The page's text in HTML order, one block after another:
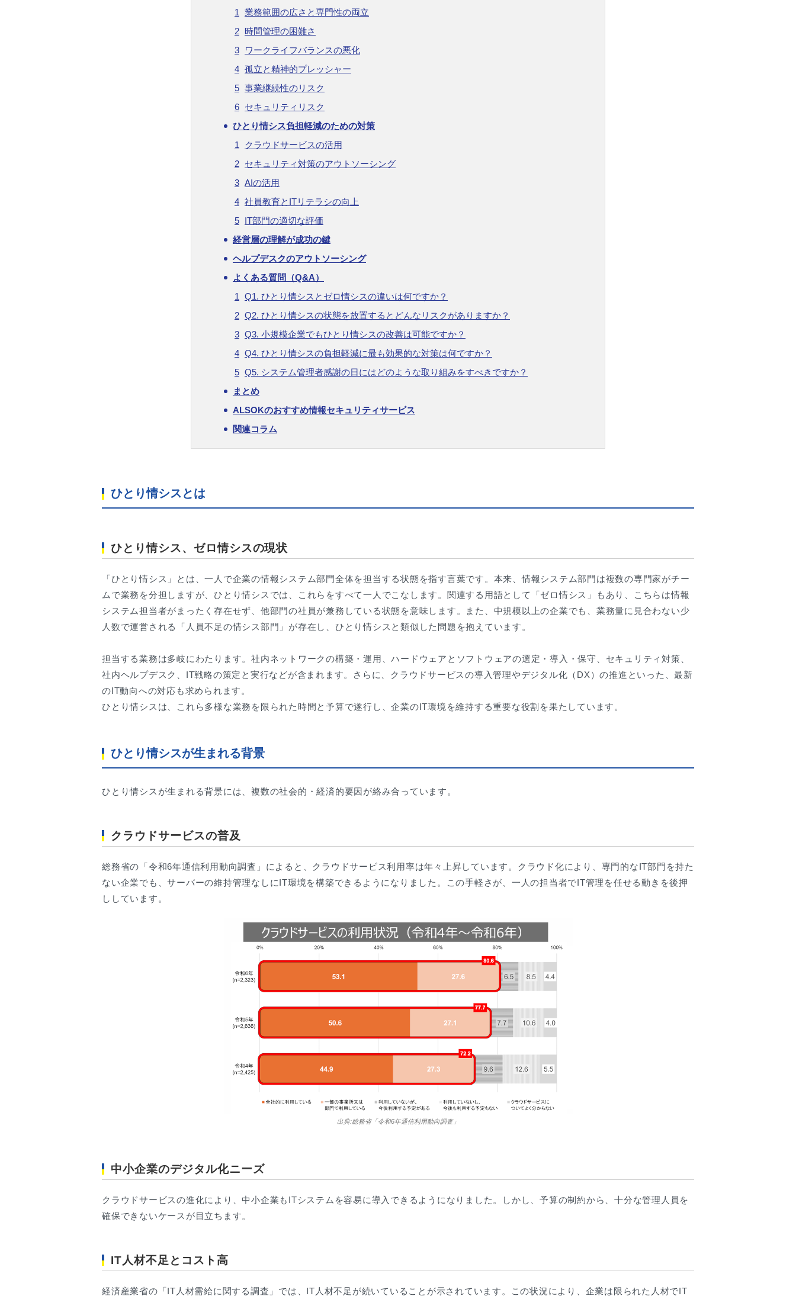
業務範囲の広さと専門性の両立
時間管理の困難さ
ワークライフバランスの悪化
孤立と精神的プレッシャー
事業継続性のリスク
セキュリティリスク
ひとり情シス負担軽減のための対策
クラウドサービスの活用
セキュリティ対策のアウトソーシング
AIの活用
社員教育とITリテラシの向上
IT部門の適切な評価
経営層の理解が成功の鍵
ヘルプデスクのアウトソーシング
よくある質問（Q&A）
Q1. ひとり情シスとゼロ情シスの違いは何ですか？
Q2. ひとり情シスの状態を放置するとどんなリスクがありますか？
Q3. 小規模企業でもひとり情シスの改善は可能ですか？
Q4. ひとり情シスの負担軽減に最も効果的な対策は何ですか？
Q5. システム管理者感謝の日にはどのような取り組みをすべきですか？
まとめ
ALSOKのおすすめ情報セキュリティサービス
関連コラム
ひとり情シスとは
ひとり情シス、ゼロ情シスの現状
「ひとり情シス」とは、一人で企業の情報システム部門全体を担当する状態を指す言葉です。本来、情報システム部門は複数の専門家がチー
ムで業務を分担しますが、ひとり情シスでは、これらをすべて一人でこなします。関連する用語として「ゼロ情シス」もあり、こちらは情報
システム担当者がまったく存在せず、他部門の社員が兼務している状態を意味します。また、中規模以上の企業でも、業務量に見合わない少
人数で運営される「人員不足の情シス部門」が存在し、ひとり情シスと類似した問題を抱えています。
担当する業務は多岐にわたります。社内ネットワークの構築・運用、ハードウェアとソフトウェアの選定・導入・保守、セキュリティ対策、
社内ヘルプデスク、IT戦略の策定と実行などが含まれます。さらに、クラウドサービスの導入管理やデジタル化（DX）の推進といった、最新
のIT動向への対応も求められます。
ひとり情シスは、これら多様な業務を限られた時間と予算で遂行し、企業のIT環境を維持する重要な役割を果たしています。
ひとり情シスが生まれる背景
ひとり情シスが生まれる背景には、複数の社会的・経済的要因が絡み合っています。
クラウドサービスの普及
総務省の「令和6年通信利用動向調査」によると、クラウドサービス利用率は年々上昇しています。クラウド化により、専門的なIT部門を持た
ない企業でも、サーバーの維持管理なしにIT環境を構築できるようになりました。この手軽さが、一人の担当者でIT管理を任せる動きを後押
ししています。
出典:総務省「令和6年通信利用動向調査」
中小企業のデジタル化ニーズ
クラウドサービスの進化により、中小企業もITシステムを容易に導入できるようになりました。しかし、予算の制約から、十分な管理人員を
確保できないケースが目立ちます。
IT人材不足とコスト高
経済産業省の「IT人材需給に関する調査」では、IT人材不足が続いていることが示されています。この状況により、企業は限られた人材でIT